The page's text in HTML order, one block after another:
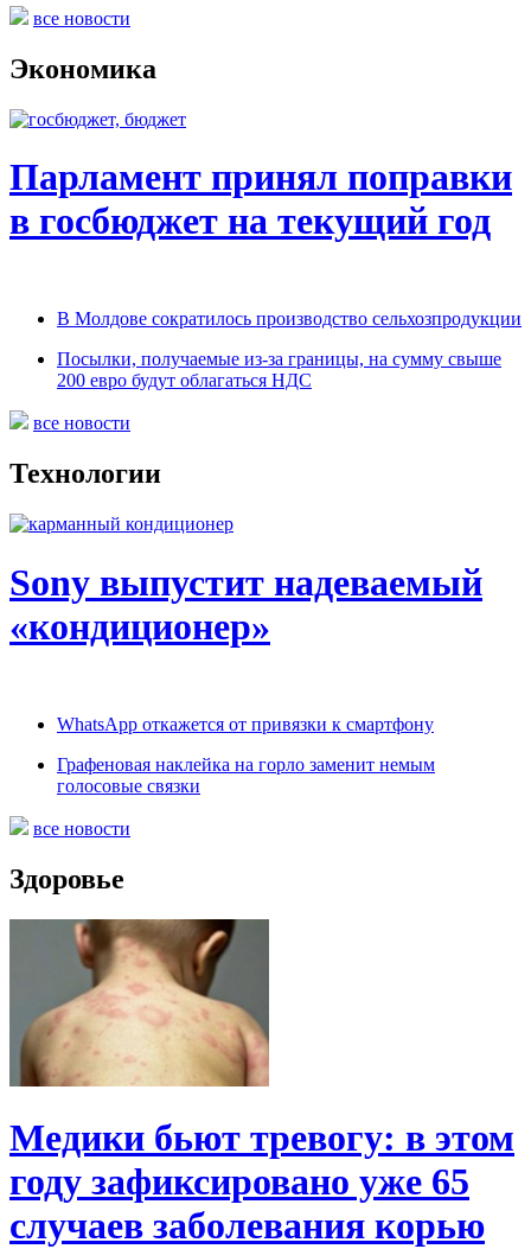
все новости
Экономика
Парламент принял поправки
в госбюджет на текущий год
В Молдове сократилось производство сельхозпродукции
Посылки, получаемые из-за границы, на сумму свыше
200 евро будут облагаться НДС
все новости
Технологии
Sony выпустит надеваемый
«кондиционер»
WhatsApp откажется от привязки к смартфону
Графеновая наклейка на горло заменит немым
голосовые связки
все новости
Здоровье
Медики бьют тревогу: в этом
году зафиксировано уже 65
случаев заболевания корью